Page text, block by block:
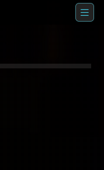
转型｜AI内容生产自动化｜AI客服系统集成